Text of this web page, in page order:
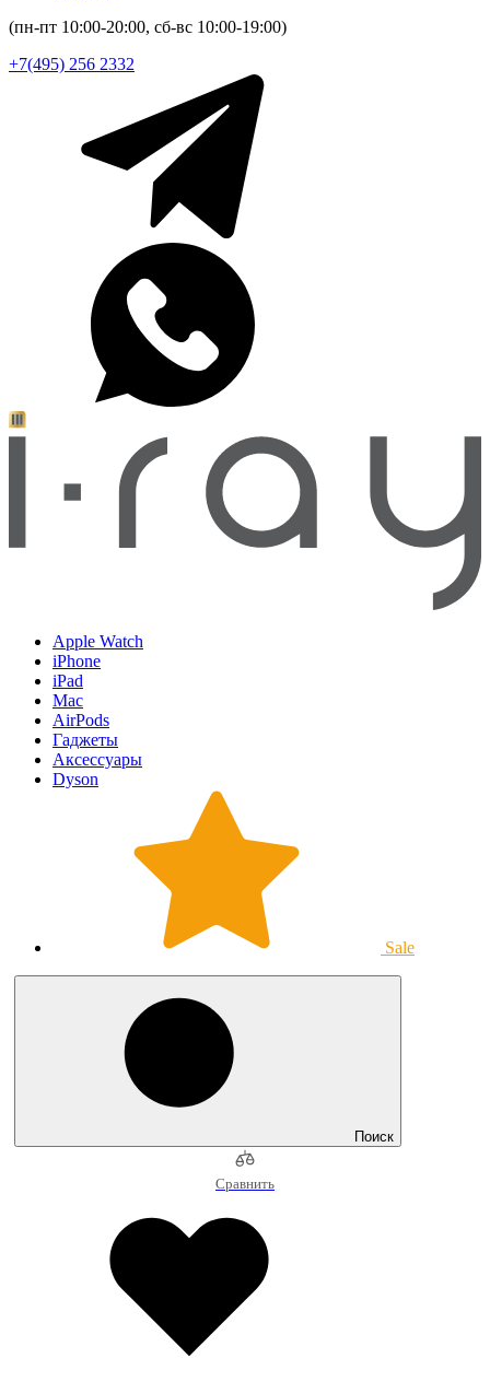
(пн-пт 10:00-20:00, сб-вс 10:00-19:00)
+7(495) 256 2332
Apple Watch
iPhone
iPad
Mac
AirPods
Гаджеты
Аксессуары
Dyson
Sale
Поиск
Сравнить